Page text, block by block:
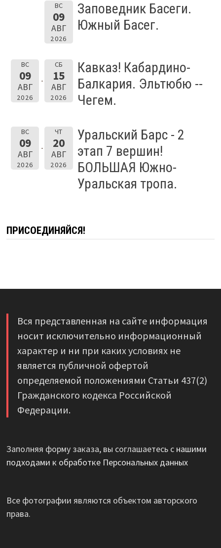
ВС
09
АВГ
2026
Заповедник Басеги.
Южный Басег.
ВС
09
АВГ
2026
СБ
15
АВГ
2026
Кавказ! Кабардино-
Балкария. Эльтюбю --
Чегем.
ВС
09
АВГ
2026
ЧТ
20
АВГ
2026
Уральский Барс - 2
этап 7 вершин!
БОЛЬШАЯ Южно-
Уральская тропа.
ПРИСОЕДИНЯЙСЯ!
Вся представленная на сайте информация
носит исключительно информационный
характер и ни при каких условиях не
является публичной офертой
определяемой положениями Статьи 437(2)
Гражданского кодекса Российской
Федерации.
Заполняя форму заказа, вы соглашаетесь с нашими
подходами к обработке Персональных данных
Все фотографии являются объектом авторского
права.